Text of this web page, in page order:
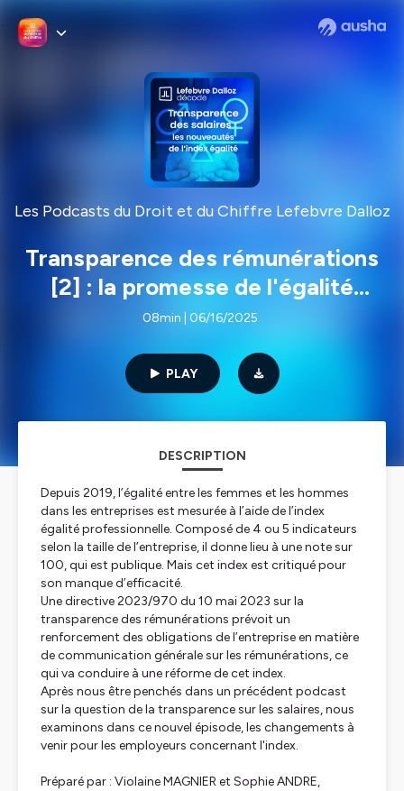
Les Podcasts du Droit et du Chiffre Lefebvre Dalloz
Transparence des rémunérations
[2] : la promesse de l'égalité
femmes-hommes sur le point de
se réaliser ?
08min | 06/16/2025
PLAY
DESCRIPTION
Depuis 2019, l’égalité entre les femmes et les hommes
dans les entreprises est mesurée à l’aide de l’index
égalité professionnelle. Composé de 4 ou 5 indicateurs
selon la taille de l’entreprise, il donne lieu à une note sur
100, qui est publique. Mais cet index est critiqué pour
son manque d’efficacité.
Une directive 2023/970 du 10 mai 2023 sur la
transparence des rémunérations prévoit un
renforcement des obligations de l’entreprise en matière
de communication générale sur les rémunérations, ce
qui va conduire à une réforme de cet index.
Après nous être penchés dans un précédent podcast
sur la question de la transparence sur les salaires, nous
examinons dans ce nouvel épisode, les changements à
venir pour les employeurs concernant l'index.
Préparé par : Violaine MAGNIER et Sophie ANDRE,